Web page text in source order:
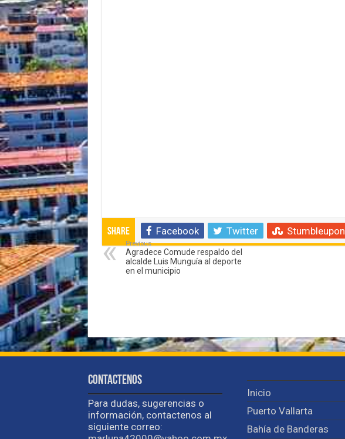
Share Facebook Twitter Stumbleupon
Previous
Agradece Comude respaldo del
alcalde Luis Munguía al deporte
en el municipio
Contactenos
Para dudas, sugerencias o
información, contactenos al
siguiente correo:
Inicio
Puerto Vallarta
Bahía de Banderas